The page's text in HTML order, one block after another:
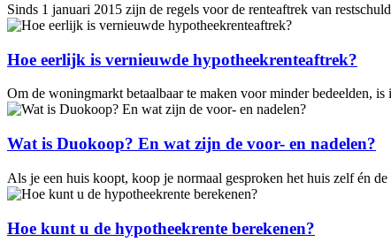
Sinds 1 januari 2015 zijn de regels voor de renteaftrek van
Hoe eerlijk is vernieuwde hypotheekrenteaftrek?
Om de woningmarkt betaalbaar te maken voor minder bedeelden,
Wat is Duokoop? En wat zijn de voor- en nadelen?
Als je een huis koopt, koop je normaal gesproken het huis zelf én
Hoe kunt u de hypotheekrente berekenen?